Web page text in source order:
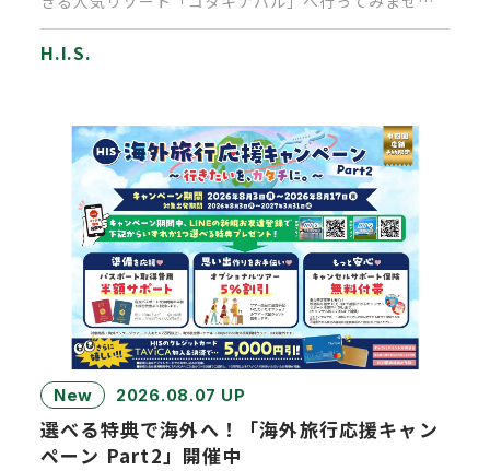
H.I.S.
New 2026.08.07 UP
選べる特典で海外へ！「海外旅行応援キャン
ペーン Part2」開催中